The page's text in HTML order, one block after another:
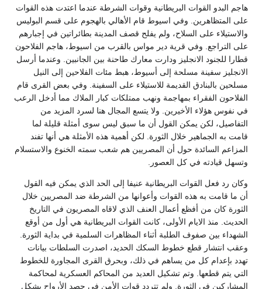
هاجم البدو القوات البريطانية وقوات الشرطة عندما اعتدت هذه القوات
على المتظاهرين. وفي اسيوط قام الأهالي بالهجوم على قسم البوليس
والاستيلاء على السلاح، ولم يفلح قصف المدينة بطائراتين في إجبارهم
على التراجع. وفي قرية دير مواس بالقرب من اسيوط، هاجم الفلاحون
قطارا للجنود الانجليز ودارت معارك طاحنة بين الجانبين. وعندما أرسل
الانجليز سفينة مسلحة إلى أسيوط، هبط مئات الفلاحين إلى النيل
مسلحين بالبنادق القديمة للاستيلاء على السفينة. وفي بعض القرى قام
الفلاحون الفقراء بمهاجمة ونهب ممتلكات كبار الملاك مما أدخل الرعب
في نفوس هؤلاء الأخيرين. ولا يتسع المجال هنا لسرد المزيد من
التفاصيل، لكن يمكن القول أن ما سبق ليس سوى أمثلة قليلة لما
قامت به الجماهير خلال الثورة. لكن أهمية هذه الأمثلة هي أنها تفند
المزاعم السائدة حول أن المصريين هم شعب سمته الخنوع والاستسلام
وتسهل قيادته في كل العصور.
وكان رد فعل القوات البريطانية عنيفا إلى الحد الذي يمكن فيه القول
أن ما قامت به هذه القوات وأعوانها من الشرطة ضد المصريين خلال
الثورة كان من أفظع أعمال العنف الذي لاقاه المصريون في التاريخ
الحديث. منذ الايام الأولى، كانت القوات البريطانية هي أول من أوقع
الشهداء بين صفوف الطلبة أثناء المظاهرات السلمية في بداية الثورة.
وعقب انتشار قطع خطوط السكك الحديد، اصدرت السلطات بيانات
تهدد بإعدام كل من يساهم في ذلك، وبحرق القرى المجاورة للخطوط
التي يتم قطعها. وتم تشكيل العديد من المحاكم العسكرية لمحاكمة
المشاركين في الثورة. ولم تتردد قوات الأمن في حصد الأرواح بشكل